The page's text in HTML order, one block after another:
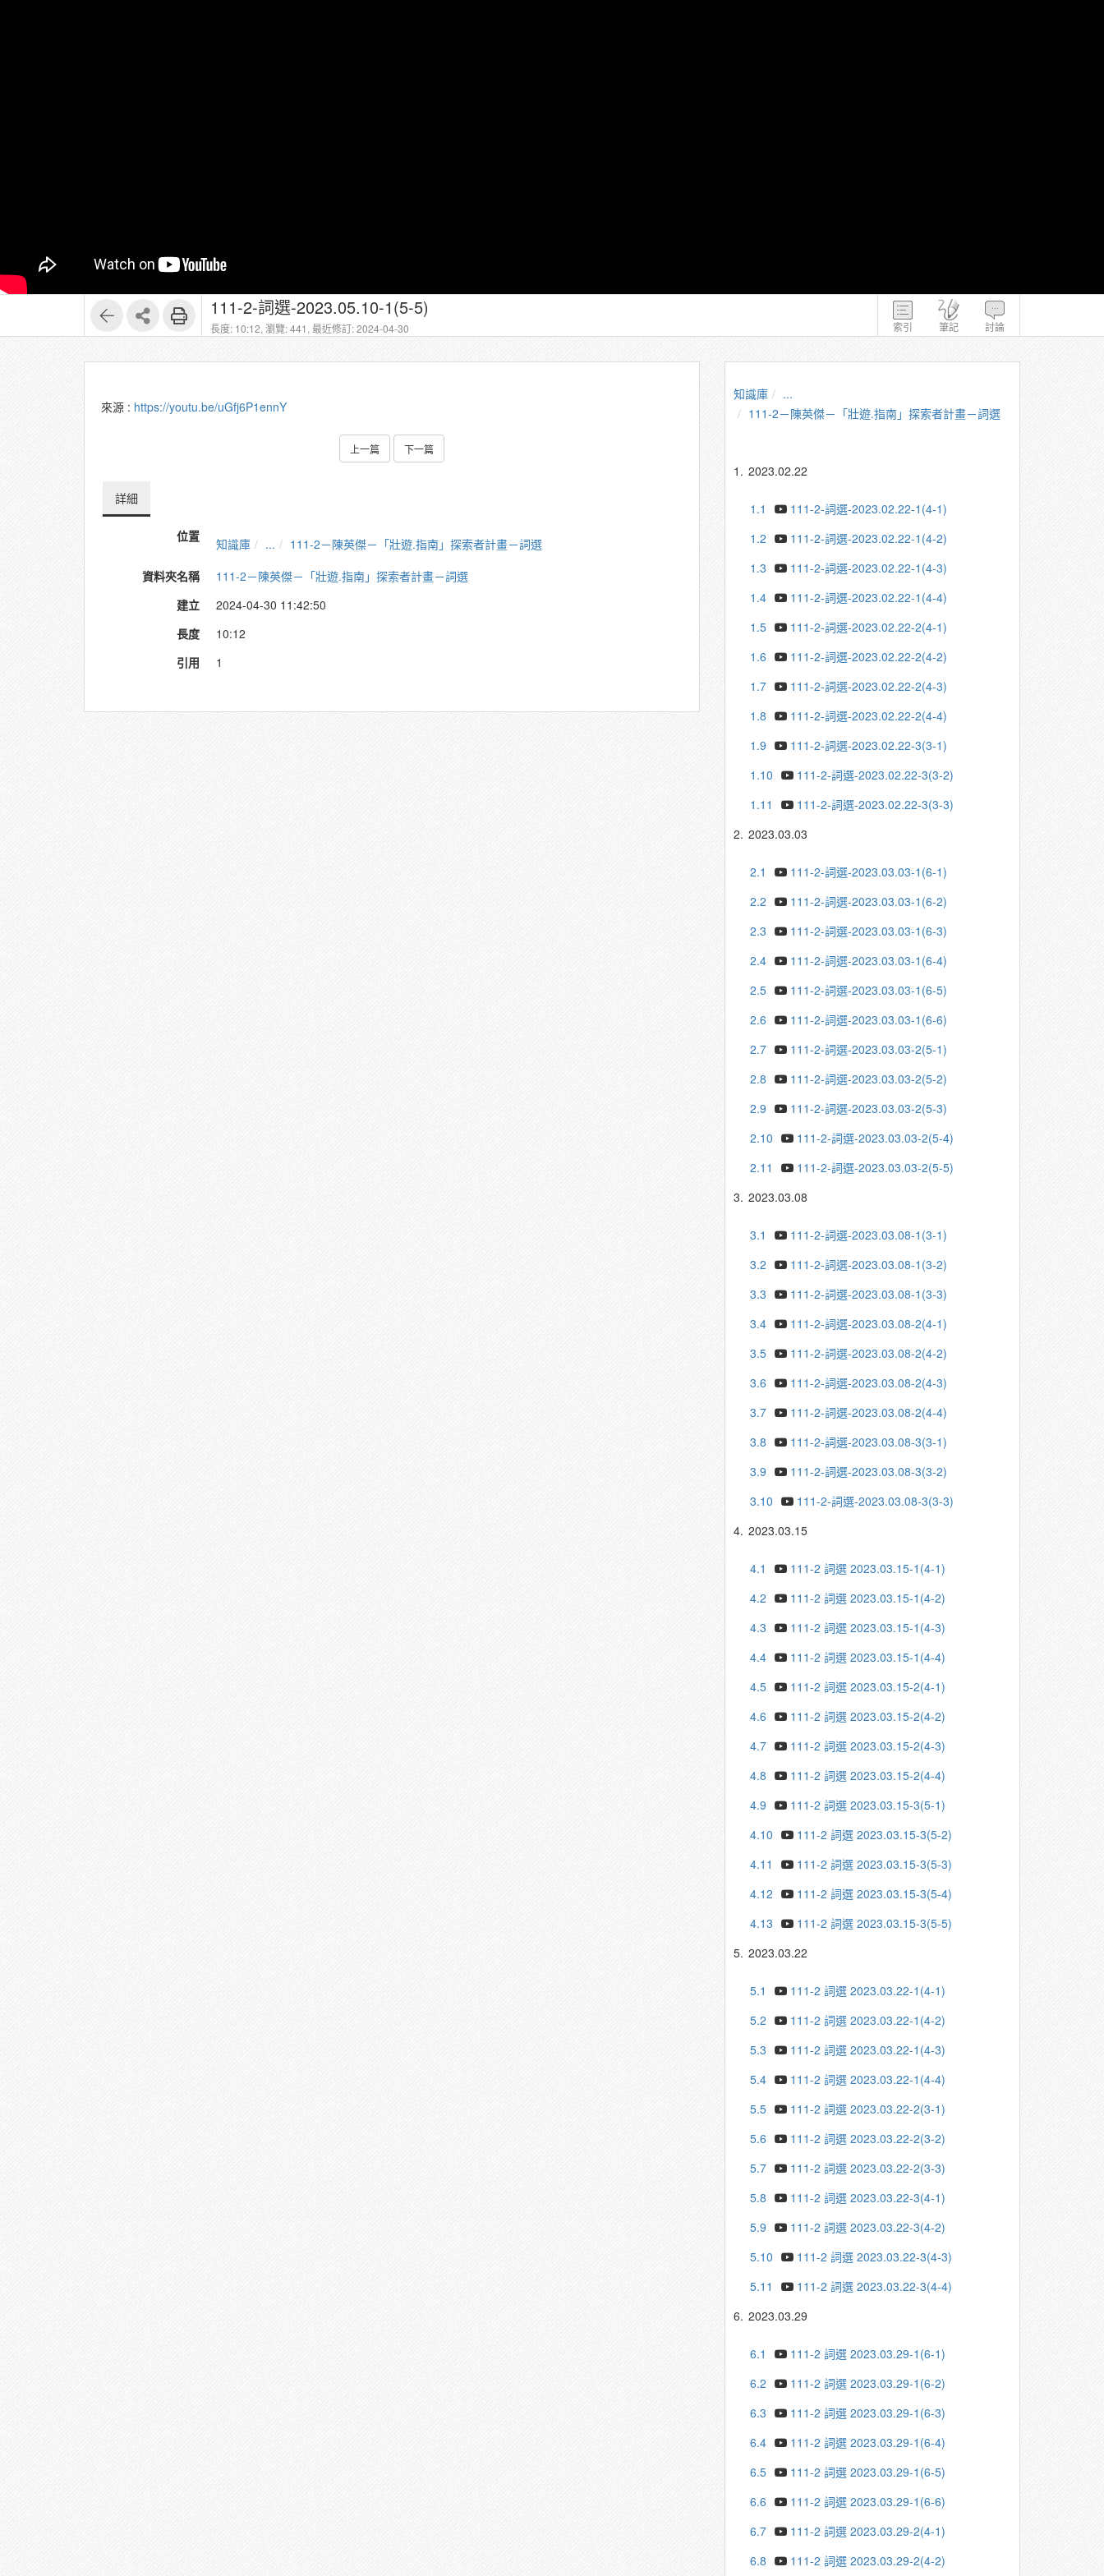
索引 筆記 討論
111-2-詞選-2023.05.10-1(5-5)
長度: 10:12, 瀏覽: 441, 最近修訂: 2024-04-30
來源 : https://youtu.be/uGfj6P1ennY
上一篇 下一篇
詳細
位置 知識庫 ...
111-2－陳英傑－「壯遊.指南」探索者計畫－詞選
資料夾名稱
111-2－陳英傑－「壯遊.指南」探索者計畫－詞選
建立
2024-04-30 11:42:50
長度
10:12
引用
1
知識庫
...
111-2－陳英傑－「壯遊.指南」探索者計畫－詞選
1. 2023.02.22
1.1
111-2-詞選-2023.02.22-1(4-1)
1.2
111-2-詞選-2023.02.22-1(4-2)
1.3
111-2-詞選-2023.02.22-1(4-3)
1.4
111-2-詞選-2023.02.22-1(4-4)
1.5
111-2-詞選-2023.02.22-2(4-1)
1.6
111-2-詞選-2023.02.22-2(4-2)
1.7
111-2-詞選-2023.02.22-2(4-3)
1.8
111-2-詞選-2023.02.22-2(4-4)
1.9
111-2-詞選-2023.02.22-3(3-1)
1.10
111-2-詞選-2023.02.22-3(3-2)
1.11
111-2-詞選-2023.02.22-3(3-3)
2. 2023.03.03
2.1
111-2-詞選-2023.03.03-1(6-1)
2.2
111-2-詞選-2023.03.03-1(6-2)
2.3
111-2-詞選-2023.03.03-1(6-3)
2.4
111-2-詞選-2023.03.03-1(6-4)
2.5
111-2-詞選-2023.03.03-1(6-5)
2.6
111-2-詞選-2023.03.03-1(6-6)
2.7
111-2-詞選-2023.03.03-2(5-1)
2.8
111-2-詞選-2023.03.03-2(5-2)
2.9
111-2-詞選-2023.03.03-2(5-3)
2.10
111-2-詞選-2023.03.03-2(5-4)
2.11
111-2-詞選-2023.03.03-2(5-5)
3. 2023.03.08
3.1
111-2-詞選-2023.03.08-1(3-1)
3.2
111-2-詞選-2023.03.08-1(3-2)
3.3
111-2-詞選-2023.03.08-1(3-3)
3.4
111-2-詞選-2023.03.08-2(4-1)
3.5
111-2-詞選-2023.03.08-2(4-2)
3.6
111-2-詞選-2023.03.08-2(4-3)
3.7
111-2-詞選-2023.03.08-2(4-4)
3.8
111-2-詞選-2023.03.08-3(3-1)
3.9
111-2-詞選-2023.03.08-3(3-2)
3.10
111-2-詞選-2023.03.08-3(3-3)
4. 2023.03.15
4.1
111-2 詞選 2023.03.15-1(4-1)
4.2
111-2 詞選 2023.03.15-1(4-2)
4.3
111-2 詞選 2023.03.15-1(4-3)
4.4
111-2 詞選 2023.03.15-1(4-4)
4.5
111-2 詞選 2023.03.15-2(4-1)
4.6
111-2 詞選 2023.03.15-2(4-2)
4.7
111-2 詞選 2023.03.15-2(4-3)
4.8
111-2 詞選 2023.03.15-2(4-4)
4.9
111-2 詞選 2023.03.15-3(5-1)
4.10
111-2 詞選 2023.03.15-3(5-2)
4.11
111-2 詞選 2023.03.15-3(5-3)
4.12
111-2 詞選 2023.03.15-3(5-4)
4.13
111-2 詞選 2023.03.15-3(5-5)
5. 2023.03.22
5.1
111-2 詞選 2023.03.22-1(4-1)
5.2
111-2 詞選 2023.03.22-1(4-2)
5.3
111-2 詞選 2023.03.22-1(4-3)
5.4
111-2 詞選 2023.03.22-1(4-4)
5.5
111-2 詞選 2023.03.22-2(3-1)
5.6
111-2 詞選 2023.03.22-2(3-2)
5.7
111-2 詞選 2023.03.22-2(3-3)
5.8
111-2 詞選 2023.03.22-3(4-1)
5.9
111-2 詞選 2023.03.22-3(4-2)
5.10
111-2 詞選 2023.03.22-3(4-3)
5.11
111-2 詞選 2023.03.22-3(4-4)
6. 2023.03.29
6.1
111-2 詞選 2023.03.29-1(6-1)
6.2
111-2 詞選 2023.03.29-1(6-2)
6.3
111-2 詞選 2023.03.29-1(6-3)
6.4
111-2 詞選 2023.03.29-1(6-4)
6.5
111-2 詞選 2023.03.29-1(6-5)
6.6
111-2 詞選 2023.03.29-1(6-6)
6.7
111-2 詞選 2023.03.29-2(4-1)
6.8
111-2 詞選 2023.03.29-2(4-2)